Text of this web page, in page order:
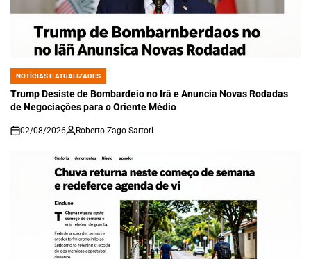
POSTED
IN
NOTÍCIAS E ATUALIZADES
Trump Desiste de Bombardeio no Irã e Anuncia Novas Rodadas
de Negociações para o Oriente Médio
on
02/08/2026 Roberto Zago Sartori